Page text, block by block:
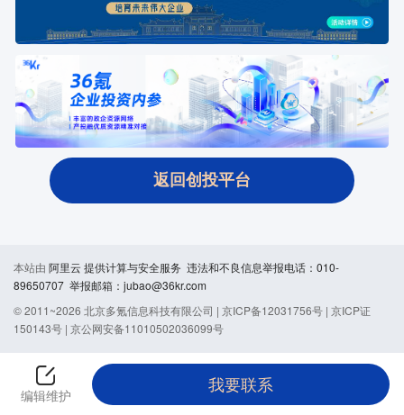
返回创投平台
编辑维护
我要联系
本站由 阿里云 提供计算与安全服务 违法和不良信息举报电话：010-
89650707 举报邮箱：jubao@36kr.com
© 2011~2026 北京多氪信息科技有限公司 | 京ICP备12031756号 | 京ICP证
150143号 | 京公网安备11010502036099号